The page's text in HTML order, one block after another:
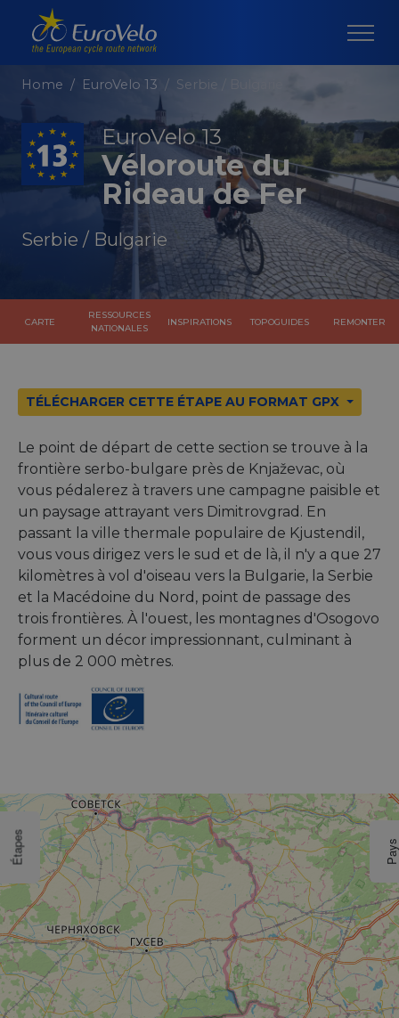
Home EuroVelo 13 Serbie / Bulgarie
EuroVelo 13
Véloroute du
Rideau de Fer
Serbie / Bulgarie
CARTE
RESSOURCES
NATIONALES
INSPIRATIONS TOPOGUIDES REMONTER
TÉLÉCHARGER CETTE ÉTAPE AU FORMAT GPX
Le point de départ de cette section se trouve à la
frontière serbo-bulgare près de Knjaževac, où
vous pédalerez à travers une campagne paisible et
un paysage attrayant vers Dimitrovgrad. En
passant la ville thermale populaire de Kjustendil,
vous vous dirigez vers le sud et de là, il n'y a que 27
kilomètres à vol d'oiseau vers la Bulgarie, la Serbie
et la Macédoine du Nord, point de passage des
trois frontières. À l'ouest, les montagnes d'Osogovo
forment un décor impressionnant, culminant à
plus de 2 000 mètres.
Étapes Pays